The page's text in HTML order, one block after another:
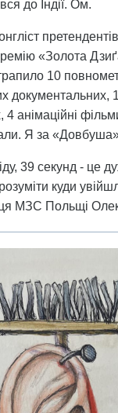
до Індії. Ом.
претендентів
«Золота
10
документальних,
анімаційні
Я за
39 секунд - це
куди
МЗС Польщі